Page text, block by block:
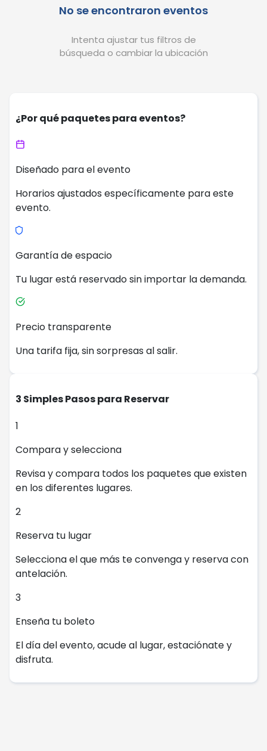
No se encontraron eventos
Intenta ajustar tus filtros de
búsqueda o cambiar la ubicación
¿Por qué paquetes para eventos?
Diseñado para el evento
Horarios ajustados específicamente para este
evento.
Garantía de espacio
Tu lugar está reservado sin importar la demanda.
Precio transparente
Una tarifa fija, sin sorpresas al salir.
3 Simples Pasos para Reservar
1
Compara y selecciona
Revisa y compara todos los paquetes que existen
en los diferentes lugares.
2
Reserva tu lugar
Selecciona el que más te convenga y reserva con
antelación.
3
Enseña tu boleto
El día del evento, acude al lugar, estaciónate y
disfruta.